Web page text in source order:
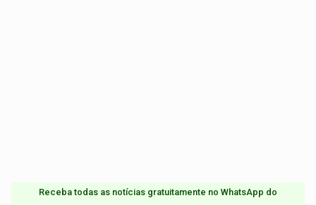
Receba todas as notícias gratuitamente no WhatsApp do